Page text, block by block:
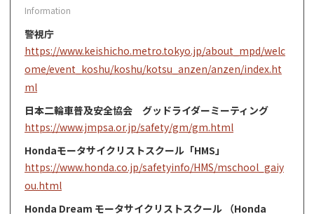
警視庁
https://www.keishicho.metro.tokyo.jp/about_mpd/welc
ome/event_koshu/koshu/kotsu_anzen/anzen/index.ht
ml
日本二輪車普及安全協会 グッドライダーミーティング
https://www.jmpsa.or.jp/safety/gm/gm.html
Hondaモータサイクリストスクール「HMS」
https://www.honda.co.jp/safetyinfo/HMS/mschool_gaiy
ou.html
Honda Dream モータサイクリストスクール （Honda